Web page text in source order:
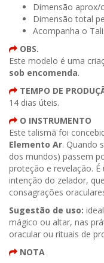
Dimensão aprox/
Dimensão total
Acompanha o
OBS.
Este modelo é uma
sob encomenda.
TEMPO DE
14 dias úteis.
O INSTRUMENTO
Este talismã foi
Elemento Ar. Quando
dos mundos) passem
proteção e revelação. É
intenção do zelador,
consagrações
Sugestão de uso:
mágico ou altar, nas
oracular ou rituais de
NOTA